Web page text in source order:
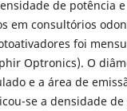
de potência
em consultórios
foi
Optronics). O
e a área de
se a densidade